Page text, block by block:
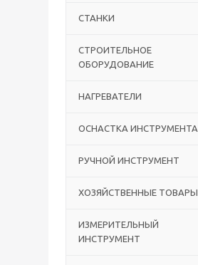
СТАНКИ
СТРОИТЕЛЬНОЕ
ОБОРУДОВАНИЕ
НАГРЕВАТЕЛИ
ОСНАСТКА ИНСТРУМЕНТА
РУЧНОЙ ИНСТРУМЕНТ
ХОЗЯЙСТВЕННЫЕ ТОВАРЫ
ИЗМЕРИТЕЛЬНЫЙ
ИНСТРУМЕНТ